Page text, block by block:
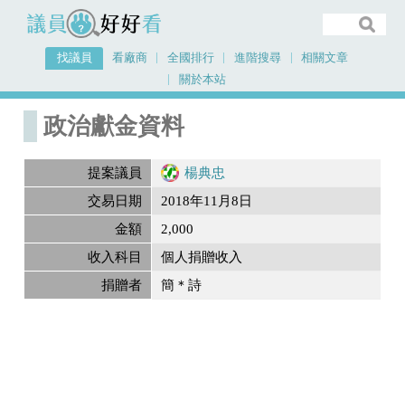
議員好好看
找議員 看廠商 全國排行 進階搜尋
相關文章
關於本站
首頁
政治獻金資料
提案議員
楊典忠
交易日期
2018年11月8日
金額
2,000
收入科目
個人捐贈收入
捐贈者
簡＊詩